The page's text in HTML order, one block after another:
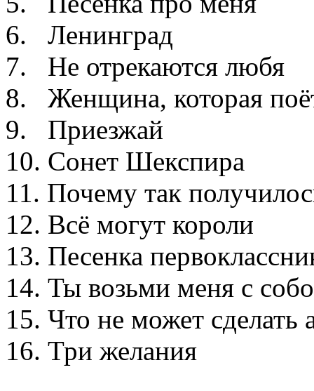
6. Ленинград
7. Не отрекаются любя
8. Женщина, которая
9. Приезжай
10. Сонет Шекспира
11. Почему так
12. Всё могут короли
13. Песенка
14. Ты возьми меня с
15. Что не может сделать
16. Три желания